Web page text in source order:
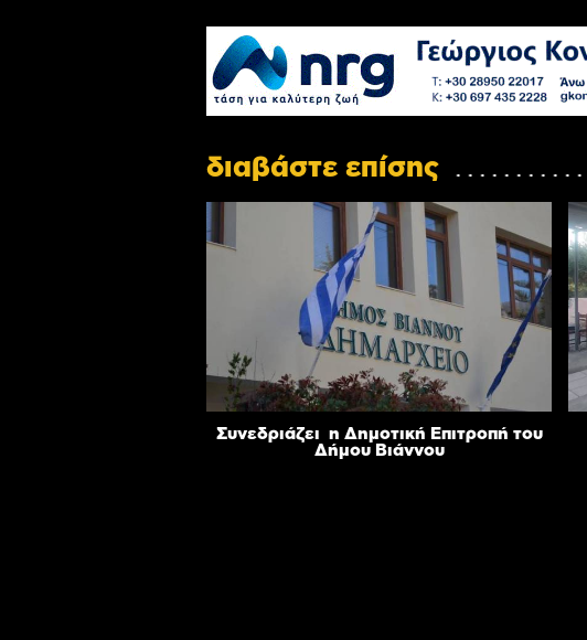
διαβάστε επίσης
Συνεδριάζει η Δημοτική Επιτροπή του
Δήμου Βιάννου